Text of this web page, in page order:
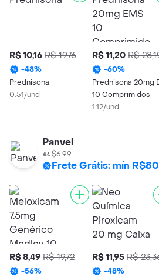
R$ 10,16 R$ 19,76
-48%
Prednisona
0.51/und
R$ 11,20 R$
-60%
Prednisona 20mg
10 Comprimidos
1.12/und
Panvel
$6.99
Frete Grátis: mín R$80
R$ 8,49 R$ 19,72
-56%
R$ 11,95 R$
-48%